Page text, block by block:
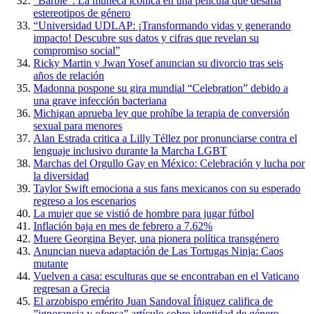
estereotipos de género
“Universidad UDLAP: ¡Transformando vidas y generando
impacto! Descubre sus datos y cifras que revelan su
compromiso social”
Ricky Martin y Jwan Yosef anuncian su divorcio tras seis
años de relación
Madonna pospone su gira mundial “Celebration” debido a
una grave infección bacteriana
Michigan aprueba ley que prohíbe la terapia de conversión
sexual para menores
Alan Estrada critica a Lilly Téllez por pronunciarse contra el
lenguaje inclusivo durante la Marcha LGBT
Marchas del Orgullo Gay en México: Celebración y lucha por
la diversidad
Taylor Swift emociona a sus fans mexicanos con su esperado
regreso a los escenarios
La mujer que se vistió de hombre para jugar fútbol
Inflación baja en mes de febrero a 7.62%
Muere Georgina Beyer, una pionera política transgénero
Anuncian nueva adaptación de Las Tortugas Ninja: Caos
mutante
Vuelven a casa: esculturas que se encontraban en el Vaticano
regresan a Grecia
El arzobispo emérito Juan Sandoval Íñiguez califica de